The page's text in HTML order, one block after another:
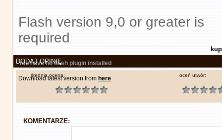
Flash version 9,0 or greater is
required
You have no flash plugin installed
Download latest version from here
DODAJ OPINIĘ
średnia ocena: oceń utwór:
KOMENTARZE: